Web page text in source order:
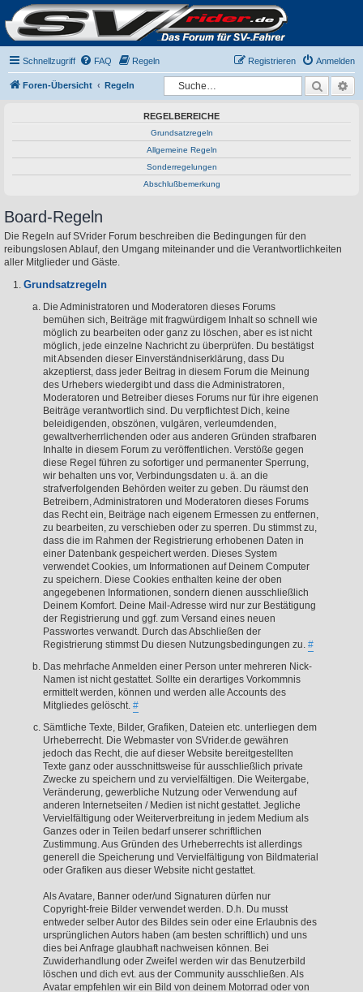
Schnellzugriff FAQ Regeln Anmelden
Registrieren
Foren-Übersicht Regeln Suche
REGELBEREICHE
Grundsatzregeln
Allgemeine Regeln
Sonderregelungen
Abschlußbemerkung
Board-Regeln
Die Regeln auf SVrider Forum beschreiben die Bedingungen für den
reibungslosen Ablauf, den Umgang miteinander und die Verantwortlichkeiten
aller Mitglieder und Gäste.
Grundsatzregeln
Die Administratoren und Moderatoren dieses Forums
bemühen sich, Beiträge mit fragwürdigem Inhalt so schnell wie
möglich zu bearbeiten oder ganz zu löschen, aber es ist nicht
möglich, jede einzelne Nachricht zu überprüfen. Du bestätigst
mit Absenden dieser Einverständniserklärung, dass Du
akzeptierst, dass jeder Beitrag in diesem Forum die Meinung
des Urhebers wiedergibt und dass die Administratoren,
Moderatoren und Betreiber dieses Forums nur für ihre eigenen
Beiträge verantwortlich sind. Du verpflichtest Dich, keine
beleidigenden, obszönen, vulgären, verleumdenden,
gewaltverherrlichenden oder aus anderen Gründen strafbaren
Inhalte in diesem Forum zu veröffentlichen. Verstöße gegen
diese Regel führen zu sofortiger und permanenter Sperrung,
wir behalten uns vor, Verbindungsdaten u. ä. an die
strafverfolgenden Behörden weiter zu geben. Du räumst den
Betreibern, Administratoren und Moderatoren dieses Forums
das Recht ein, Beiträge nach eigenem Ermessen zu entfernen,
zu bearbeiten, zu verschieben oder zu sperren. Du stimmst zu,
dass die im Rahmen der Registrierung erhobenen Daten in
einer Datenbank gespeichert werden. Dieses System
verwendet Cookies, um Informationen auf Deinem Computer
zu speichern. Diese Cookies enthalten keine der oben
angegebenen Informationen, sondern dienen ausschließlich
Deinem Komfort. Deine Mail-Adresse wird nur zur Bestätigung
der Registrierung und ggf. zum Versand eines neuen
Passwortes verwandt. Durch das Abschließen der
Registrierung stimmst Du diesen Nutzungsbedingungen zu. #
Das mehrfache Anmelden einer Person unter mehreren Nick-
Namen ist nicht gestattet. Sollte ein derartiges Vorkommnis
ermittelt werden, können und werden alle Accounts des
Mitgliedes gelöscht. #
Sämtliche Texte, Bilder, Grafiken, Dateien etc. unterliegen dem
Urheberrecht. Die Webmaster von SVrider.de gewähren
jedoch das Recht, die auf dieser Website bereitgestellten
Texte ganz oder ausschnittsweise für ausschließlich private
Zwecke zu speichern und zu vervielfältigen. Die Weitergabe,
Veränderung, gewerbliche Nutzung oder Verwendung auf
anderen Internetseiten / Medien ist nicht gestattet. Jegliche
Vervielfältigung oder Weiterverbreitung in jedem Medium als
Ganzes oder in Teilen bedarf unserer schriftlichen
Zustimmung. Aus Gründen des Urheberrechts ist allerdings
generell die Speicherung und Vervielfältigung von Bildmaterial
oder Grafiken aus dieser Website nicht gestattet.
Als Avatare, Banner oder/und Signaturen dürfen nur
Copyright-freie Bilder verwendet werden. D.h. Du musst
entweder selber Autor des Bildes sein oder eine Erlaubnis des
ursprünglichen Autors haben (am besten schriftlich) und uns
dies bei Anfrage glaubhaft nachweisen können. Bei
Zuwiderhandlung oder Zweifel werden wir das Benutzerbild
löschen und dich evt. aus der Community ausschließen. Als
Avatar empfehlen wir ein Bild von deinem Motorrad oder von